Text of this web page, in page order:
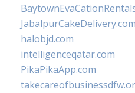
JabalpurCakeDelivery.com
halobjd.com
intelligenceqatar.com
PikaPikaApp.com